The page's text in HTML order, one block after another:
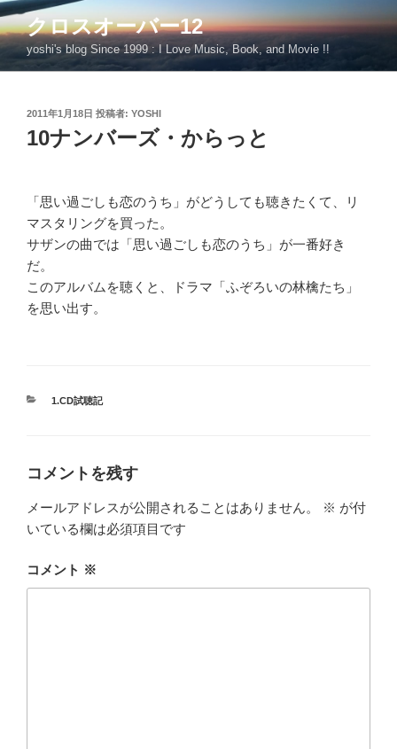
コ
ン
テ
ン
クロスオーバー12
yoshi's blog Since 1999 : I Love Music, Book, and Movie !!
投
稿
日:
2011年1月18日 投稿者: YOSHI
10ナンバーズ・からっと
「思い過ごしも恋のうち」がどうしても聴きたくて、リ
マスタリングを買った。
サザンの曲では「思い過ごしも恋のうち」が一番好き
だ。
このアルバムを聴くと、ドラマ「ふぞろいの林檎たち」
を思い出す。
カ
1.CD試聴記
コメントを残す
メールアドレスが公開されることはありません。 ※ が付
いている欄は必須項目です
コメント ※